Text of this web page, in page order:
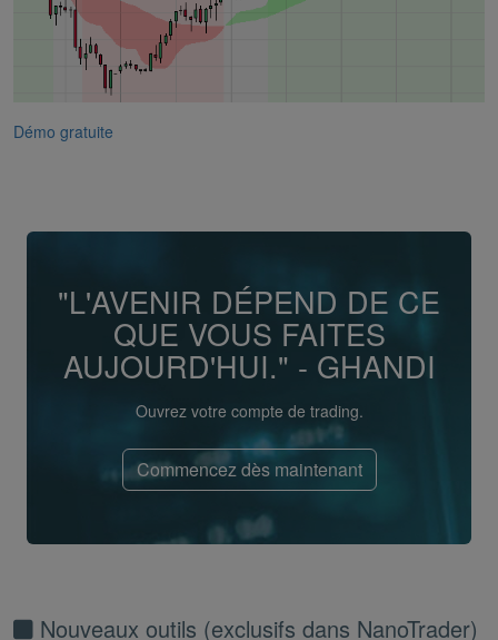
Démo gratuite
"L'AVENIR DÉPEND DE CE
QUE VOUS FAITES
AUJOURD'HUI." - GHANDI
Ouvrez votre compte de trading.
Commencez dès maintenant
Nouveaux outils (exclusifs dans NanoTrader)